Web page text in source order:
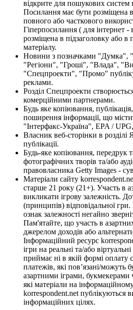
відкрите для пошукових систем
Посилання має бути розміщена в
повного або часткового
Гіперпосилання ( для інтернет
розміщена в підзаголовку або в
матеріалу.
Новини з позначками "Думка",
"Регіони", "Гроші", "Влада",
"Спецпроекти", "Промо"
реклами.
Розділ Спецпроекти
комерційними партнерами.
Будь яке копіювання,
поширення інформації, що
"Інтерфакс-Україна", EPA /
Власник веб-сторінки в
публікації.
Будь-яке копіювання, передрук
фотографічних творів та/або
правовласника Getty Images -
Матеріали сайту
старше 21 року (21+). Участь в
викликати ігрову залежність.
(принципів) відповідальної
ознак залежності негайно
Пам'ятайте, що участь в
джерелом доходів або
Інформаційний ресурс
ігри на реальні та/або
приймає ні в якій формі оплату
платежів, які пов’язані/можуть
азартними іграми, букмекерами
які матеріали на
korrespondent.net публікуються
інформаційних цілях.